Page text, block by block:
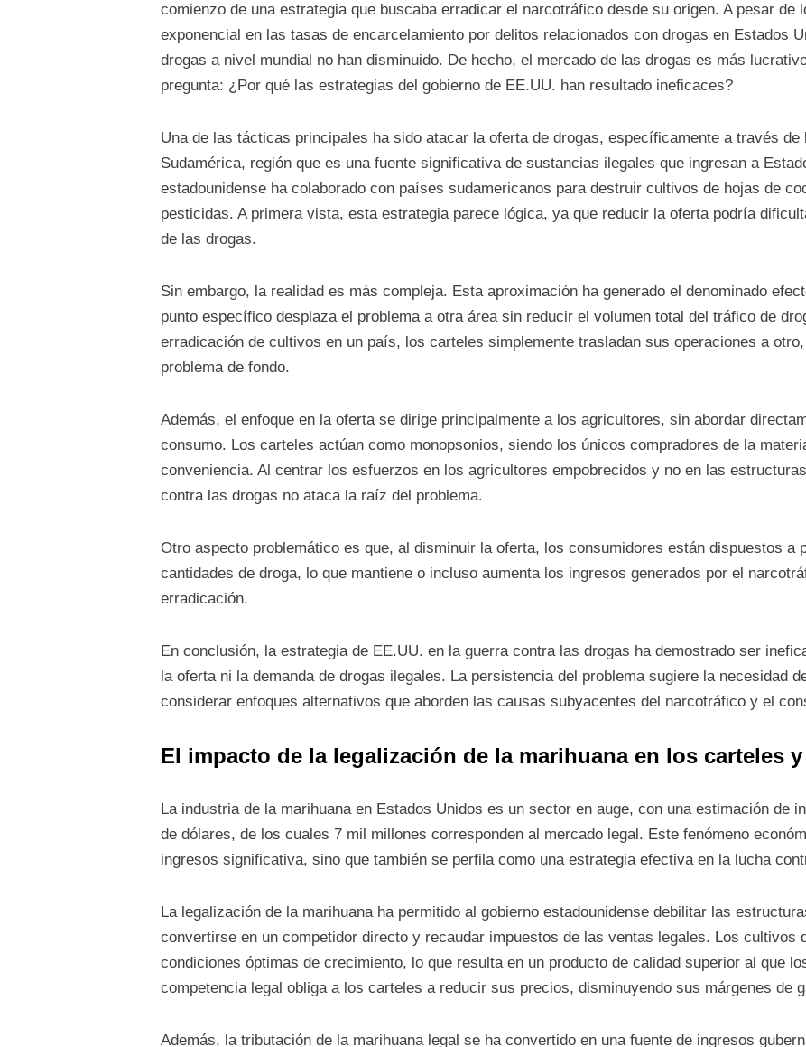
comienzo de una estrategia que buscaba erradicar el narcotráfico desde su origen. A pesar de
exponencial en las tasas de encarcelamiento por delitos relacionados con drogas en Estados
drogas a nivel mundial no han disminuido. De hecho, el mercado de las drogas es más
pregunta: ¿Por qué las estrategias del gobierno de EE.UU. han resultado ineficaces?
Una de las tácticas principales ha sido atacar la oferta de drogas, específicamente a través
Sudamérica, región que es una fuente significativa de sustancias ilegales que ingresan a
estadounidense ha colaborado con países sudamericanos para destruir cultivos de hojas de
pesticidas. A primera vista, esta estrategia parece lógica, ya que reducir la oferta podría
de las drogas.
Sin embargo, la realidad es más compleja. Esta aproximación ha generado el denominado
punto específico desplaza el problema a otra área sin reducir el volumen total del tráfico de
erradicación de cultivos en un país, los carteles simplemente trasladan sus operaciones a
problema de fondo.
Además, el enfoque en la oferta se dirige principalmente a los agricultores, sin abordar
consumo. Los carteles actúan como monopsonios, siendo los únicos compradores de la
conveniencia. Al centrar los esfuerzos en los agricultores empobrecidos y no en las
contra las drogas no ataca la raíz del problema.
Otro aspecto problemático es que, al disminuir la oferta, los consumidores están dispuestos a
cantidades de droga, lo que mantiene o incluso aumenta los ingresos generados por el
erradicación.
En conclusión, la estrategia de EE.UU. en la guerra contra las drogas ha demostrado ser
la oferta ni la demanda de drogas ilegales. La persistencia del problema sugiere la necesidad
considerar enfoques alternativos que aborden las causas subyacentes del narcotráfico y el
El impacto de la legalización de la marihuana en los carteles
La industria de la marihuana en Estados Unidos es un sector en auge, con una estimación de
de dólares, de los cuales 7 mil millones corresponden al mercado legal. Este fenómeno
ingresos significativa, sino que también se perfila como una estrategia efectiva en la lucha
La legalización de la marihuana ha permitido al gobierno estadounidense debilitar las
convertirse en un competidor directo y recaudar impuestos de las ventas legales. Los cultivos
condiciones óptimas de crecimiento, lo que resulta en un producto de calidad superior al que
competencia legal obliga a los carteles a reducir sus precios, disminuyendo sus márgenes de
Además, la tributación de la marihuana legal se ha convertido en una fuente de ingresos